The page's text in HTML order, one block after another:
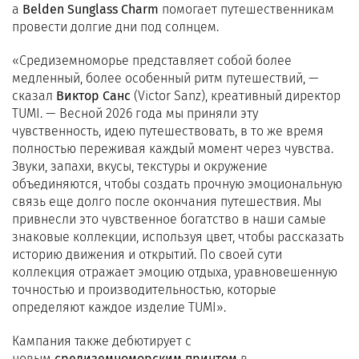
а Belden Sunglass Charm помогает путешественникам
провести долгие дни под солнцем.
«Средиземноморье представляет собой более
медленный, более особенный ритм путешествий, —
сказал Виктор Санс (Victor Sanz), креативный директор
TUMI. — Весной 2026 года мы приняли эту
чувственность, идею путешествовать, в то же время
полностью переживая каждый момент через чувства.
Звуки, запахи, вкусы, текстуры и окружение
объединяются, чтобы создать прочную эмоциональную
связь еще долго после окончания путешествия. Мы
привнесли это чувственное богатство в наши самые
знаковые коллекции, используя цвет, чтобы рассказать
историю движения и открытий. По своей сути
коллекция отражает эмоцию отдыха, уравновешенную
точностью и производительностью, которые
определяют каждое изделие TUMI».
Кампания также дебютирует с